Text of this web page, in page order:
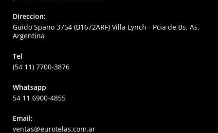
Direccion:
Guido Spano 3754 (B1672ARF) Villa Lynch - Pcia de Bs. As.
Argentina
Tel
(54 11) 7700-3876
Whatsapp
54 11 6900-4855
Email:
ventas@eurotelas.com.arOpens